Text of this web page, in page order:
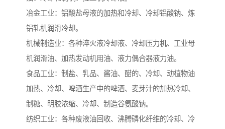
冶金工业：铝酸盐母液的加热和冷却、冷却铝酸钠、炼
铝轧机润滑冷却。
机械制造业：各种淬火液冷却液、冷却压力机、工业母
机润滑油、加热发动机用油、液力偶合器液力油。
食品工业：制盐、乳品、酱油、醋的、冷却、动植物油
加热、冷却、啤酒生产中的啤酒、麦芽汁的加热冷却、
制糖、明胶浓缩、冷却、制造谷氨酸钠。
纺织工业：各种废液油回收、沸腾磷化纤维的冷却、冷